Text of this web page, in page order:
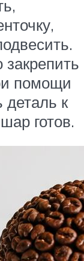
помощи
деталь к
готов.